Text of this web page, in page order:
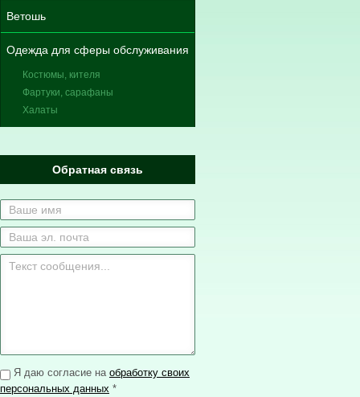
Ветошь
Одежда для сферы обслуживания
Костюмы, кителя
Фартуки, сарафаны
Халаты
Обратная связь
Я даю согласие на обработку своих
персональных данных *